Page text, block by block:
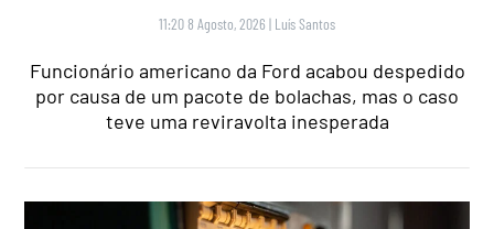
11:20 8 Agosto, 2026 | Luís Santos
Funcionário americano da Ford acabou despedido
por causa de um pacote de bolachas, mas o caso
teve uma reviravolta inesperada